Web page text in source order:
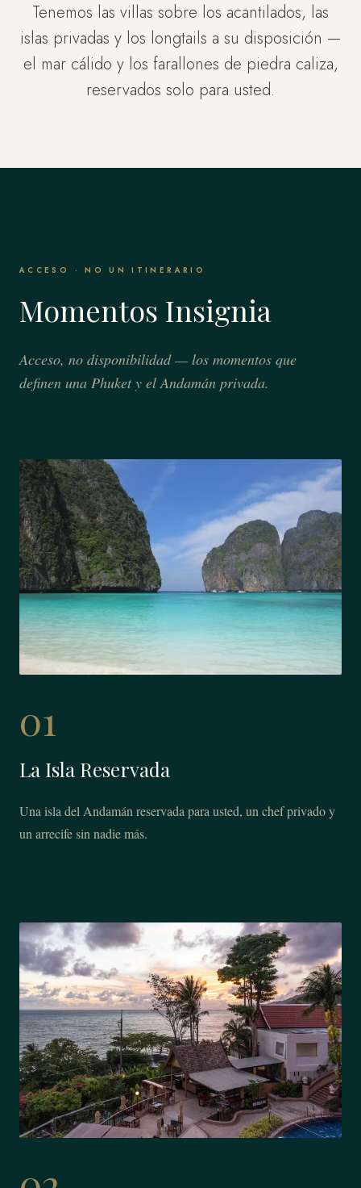
Tenemos las villas sobre los acantilados, las
islas privadas y los longtails a su disposición —
el mar cálido y los farallones de piedra caliza,
reservados solo para usted.
ACCESO · NO UN ITINERARIO
Momentos Insignia
Acceso, no disponibilidad — los momentos que
definen una Phuket y el Andamán privada.
01
La Isla Reservada
Una isla del Andamán reservada para usted, un chef privado y
un arrecife sin nadie más.